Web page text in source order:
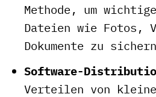
Methode, um
Dateien wie Fotos,
Dokumente zu
Software-
Verteilen von